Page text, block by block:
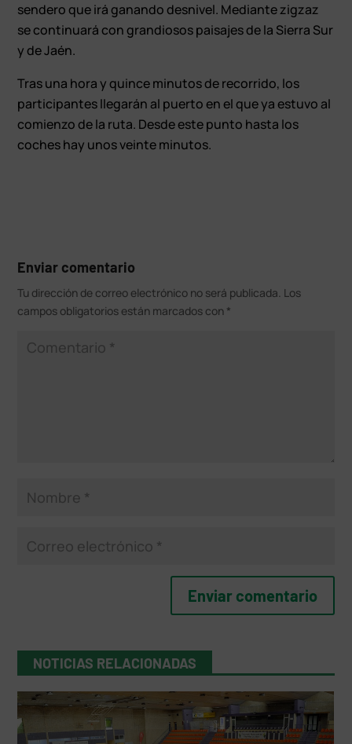
sendero que irá ganando desnivel. Mediante zigzaz
se continuará con grandiosos paisajes de la Sierra Sur
y de Jaén.
Tras una hora y quince minutos de recorrido, los
participantes llegarán al puerto en el que ya estuvo al
comienzo de la ruta. Desde este punto hasta los
coches hay unos veinte minutos.
Enviar comentario
Tu dirección de correo electrónico no será publicada. Los
campos obligatorios están marcados con *
NOTICIAS RELACIONADAS